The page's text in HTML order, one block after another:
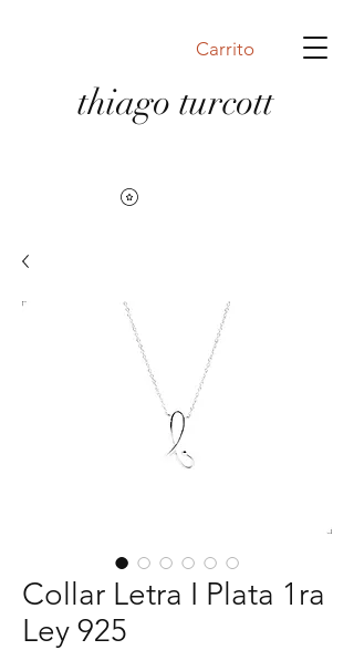
Carrito
thiago turcott
Collar Letra I Plata 1ra
Ley 925